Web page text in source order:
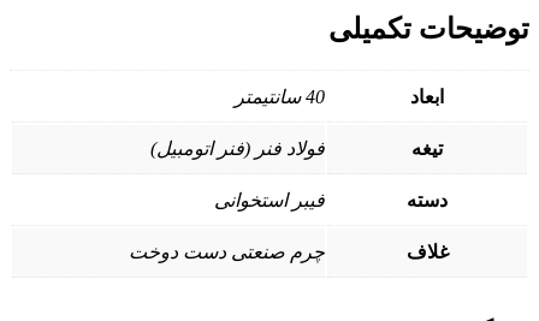
توضیحات تکمیلی
ابعاد 40 سانتیمتر
تیغه فولاد فنر (فنر اتومبیل)
دسته فیبر استخوانی
غلاف چرم صنعتی دست دوخت